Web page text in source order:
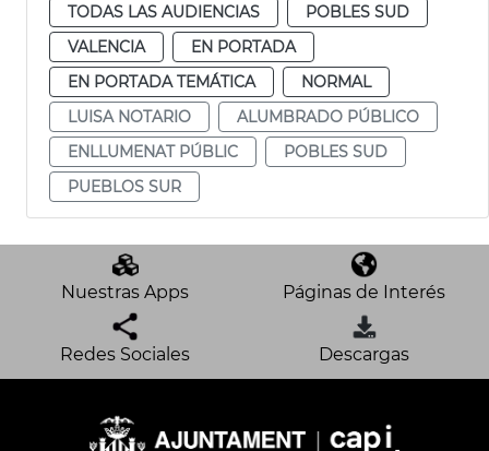
TODAS LAS AUDIENCIAS
POBLES SUD
VALENCIA
EN PORTADA
EN PORTADA TEMÁTICA
NORMAL
LUISA NOTARIO
ALUMBRADO PÚBLICO
ENLLUMENAT PÚBLIC
POBLES SUD
PUEBLOS SUR
Nuestras Apps Páginas de Interés
Redes Sociales Descargas